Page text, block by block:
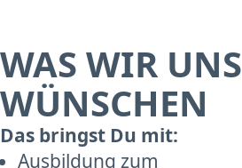
WAS WIR UNS
WÜNSCHEN
Das bringst Du mit:
Ausbildung zum